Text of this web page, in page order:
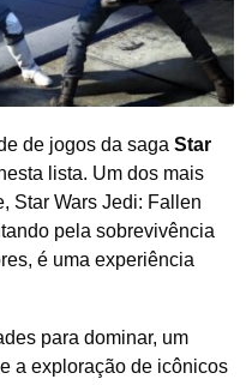
de jogos da saga Star
lista. Um dos mais
Star Wars Jedi: Fallen
pela sobrevivência
é uma experiência
para dominar, um
a exploração de icônicos